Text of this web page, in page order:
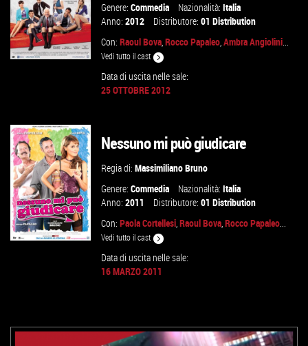
VAI ALLA SCHEDA
Genere:Commedia Nazionalità:Italia
Anno:2012 Distributore:01 Distribution
Con:Raoul Bova,Rocco Papaleo,Ambra Angiolini...
Vedi tutto il cast
Data di uscita nelle sale:
25 OTTOBRE 2012
Nessuno mi può giudicare
Regia di:Massimiliano Bruno
Genere:Commedia Nazionalità:Italia
Anno:2011 Distributore:01 Distribution
Con:Paola Cortellesi,Raoul Bova,Rocco Papaleo...
Vedi tutto il cast
Data di uscita nelle sale:
16 MARZO 2011